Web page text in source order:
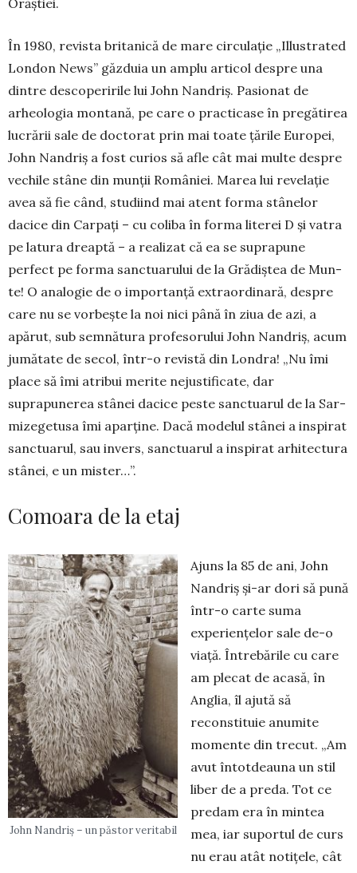
În 1980, revista britanică de mare circulație „Illustrated
London News” găzduia un amplu arti­col despre una
dintre descoperirile lui John Nan­driș. Pasionat de
arheo­lo­gia montană, pe care o prac­ticase în pregătirea
lucrării sale de doctorat prin mai toate țările Europei,
John Nandriș a fost curios să afle cât mai multe despre
vechile stâne din mun­ții României. Marea lui revelație
avea să fie când, studiind mai atent forma stânelor
dacice din Carpați – cu coliba în forma literei D și vatra
pe latura dreaptă – a realizat că ea se suprapune
perfect pe forma sanc­tua­rului de la Grădiștea de Mun­
te! O analo­gie de o importanță ex­traor­dinară, des­pre
care nu se vor­bește la noi nici pâ­nă în ziua de azi, a
apărut, sub sem­nă­tura profe­so­rului John Nandriș, acum
jumătate de secol, într-o revistă din Londra! „Nu îmi
place să îmi atri­bui merite nejusti­fi­cate, dar
suprapunerea stâ­nei da­cice peste sanctuarul de la Sar­
mi­zegetusa îmi aparține. Dacă mo­delul stânei a ins­pirat
sanctuarul, sau in­vers, sanctua­rul a inspirat arhitec­tura
stânei, e un mis­ter…”.
Comoara de la etaj
John Nandriș – un păstor veritabil
Ajuns la 85 de ani, John
Nandriș și-ar dori să pună
într-o carte suma
experiențelor sale de-o
viață. Întrebă­rile cu care
am plecat de acasă, în
Anglia, îl ajută să
reconstituie anumite
momente din trecut. „Am
avut întot­deauna un stil
liber de a preda. Tot ce
predam era în mintea
mea, iar su­portul de curs
nu erau atât notițele, cât